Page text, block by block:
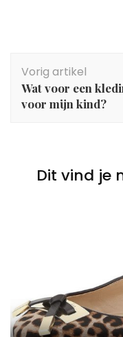
Vorig artikel
Wat voor een
voor mijn kind?
Dit vind je